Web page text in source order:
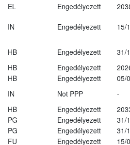
EL Engedélyezett
IN Engedélyezett 15/
HB Engedélyezett
31/
HB Engedélyezett
HB Engedélyezett
05/
IN Not PPP
-
HB Engedélyezett
PG Engedélyezett
31/
PG Engedélyezett
31/
FU Engedélyezett
15/